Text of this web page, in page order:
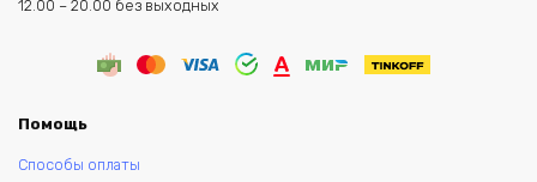
12.00 – 20.00 без выходных
Помощь
Способы оплаты